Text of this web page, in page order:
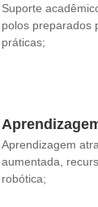
Suporte
polos preparados
práticas;
Aprendizagem
aumentada,
robótica;